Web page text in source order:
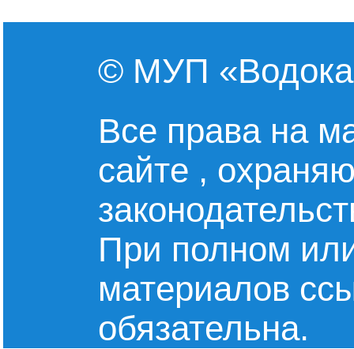
© МУП
Все права на
сайте ,
При полном
материалов
обязательна.